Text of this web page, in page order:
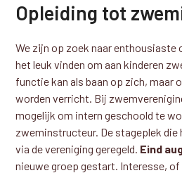
Opleiding tot
We zijn op zoek naar enthousiaste
het leuk vinden om aan kinderen
functie kan als baan op zich, maar
worden verricht. Bij
mogelijk om intern geschoold te
zweminstructeur. De stageplek
via de vereniging geregeld. Eind
nieuwe groep gestart. Interesse, of